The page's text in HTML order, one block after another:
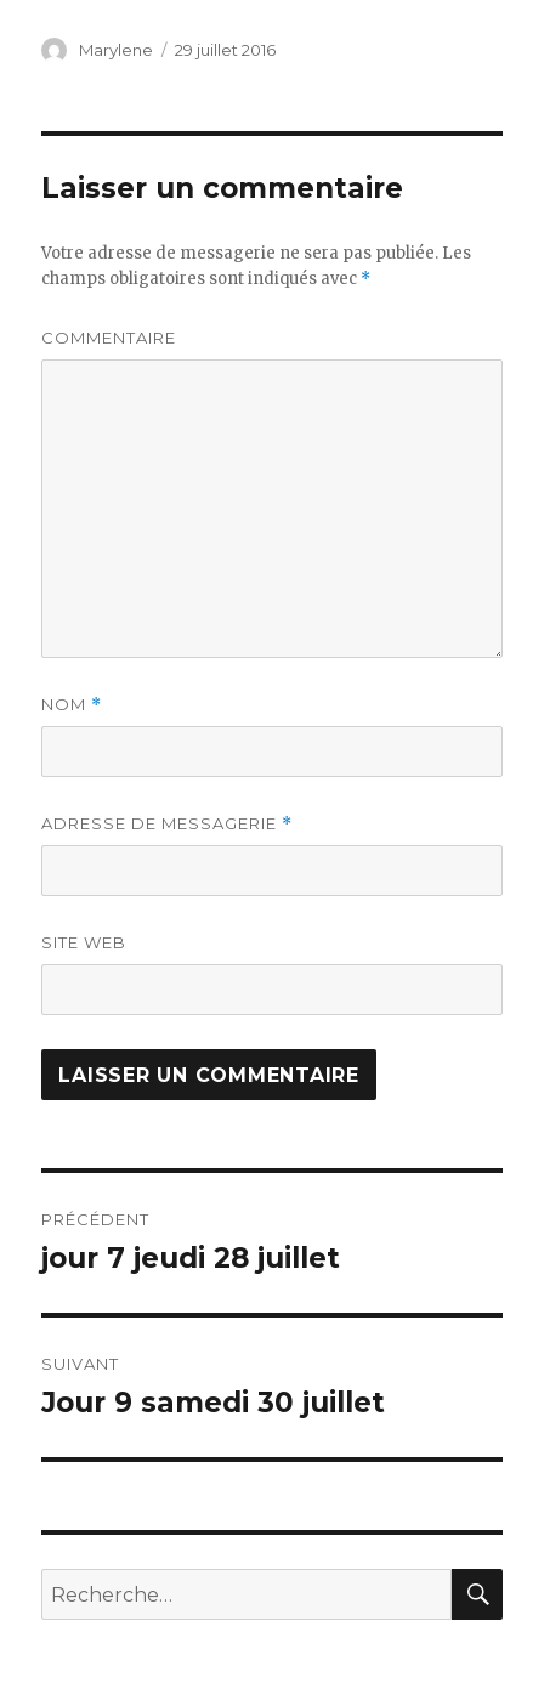
Auteur
Marylene
Publié
29 juillet 2016
Laisser un commentaire
Votre adresse de messagerie ne sera pas publiée. Les
champs obligatoires sont indiqués avec *
COMMENTAIRE
NOM *
ADRESSE DE MESSAGERIE *
SITE WEB
de
PRÉCÉDENT
Article
jour 7 jeudi 28 juillet
SUIVANT
Article
Jour 9 samedi 30 juillet
Recherche
pour